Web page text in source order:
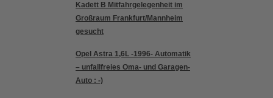
Kadett B Mitfahrgelegenheit im
Großraum Frankfurt/Mannheim
gesucht
Opel Astra 1,6L -1996- Automatik
– unfallfreies Oma- und Garagen-
Auto : -)